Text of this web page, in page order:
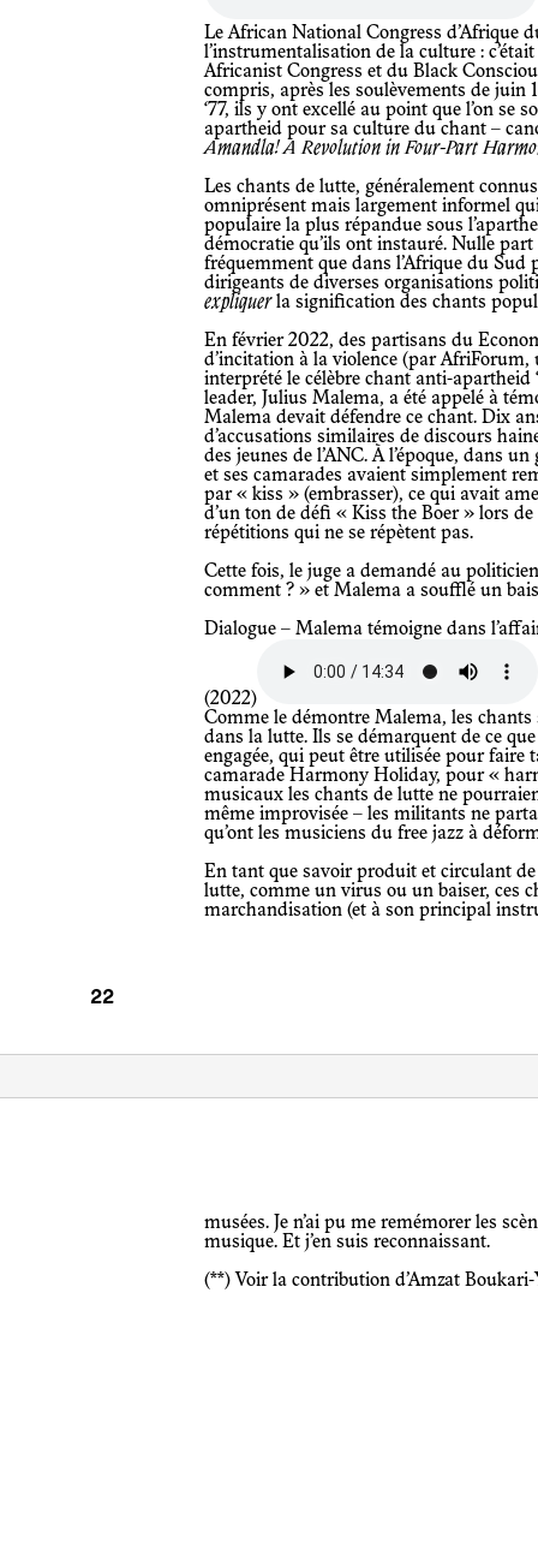
Le African National Congress d’Afrique du Sud a compris tardivement
l’instrumentalisation de la culture :
Africanist Congress et du Black
compris, après les soulèvements de juin
‘77, ils y ont excellé au point que l’on se
apartheid pour sa culture du chant –
Amandla! A Revolution in Four-Part
Les chants de lutte, généralement connus sous le nom d’umzabalazo, le genre
omniprésent mais largement informel
populaire la plus répandue sous
démocratie qu’ils ont instauré. Nulle
fréquemment que dans l’Afrique du Sud
dirigeants de diverses organisations
expliquerla signification des chants
En février 2022, des partisans du Economic Freedom Fighters ont été accusés
d’incitation à la violence (par
interprété le célèbre chant anti-apartheid
leader, Julius Malema, a été appelé à
Malema devait défendre ce chant. Dix
d’accusations similaires de discours
des jeunes de l’ANC. À l’époque, dans
et ses camarades avaient simplement
par « kiss » (embrasser), ce qui avait
d’un ton de défi « Kiss the Boer » lors
répétitions qui ne se répètent pas.
Cette fois, le juge a demandé au politicien devenu musicologue : « Embrasser
comment ? » et Malema a soufflé un
Dialogue – Malema témoigne dans l’affaire Afriforum autour de discours haineux
(2022)
Comme le démontre Malema, les chants sont produits par l’engagement collectif
dans la lutte. Ils se démarquent de ce
engagée, qui peut être utilisée pour faire
camarade Harmony Holiday, pour «
musicaux les chants de lutte ne
même improvisée – les militants ne
qu’ont les musiciens du free jazz à
En tant que savoir produit et circulant de souffle en souffle dans le contexte de la
lutte, comme un virus ou un baiser, ces
marchandisation (et à son principal
musées. Je n’ai pu me remémorer les scènes énumérées ici que grâce à la
musique. Et j’en suis reconnaissant.
(**) Voir la contribution d’Amzat Boukari-